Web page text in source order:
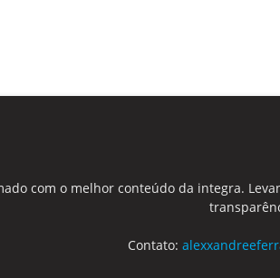
com o melhor conteúdo da integra.
Contato: